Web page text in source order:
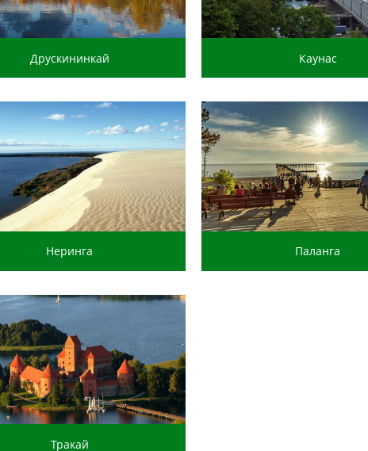
Друскининкай Каунас
Неринга Паланга
Тракай